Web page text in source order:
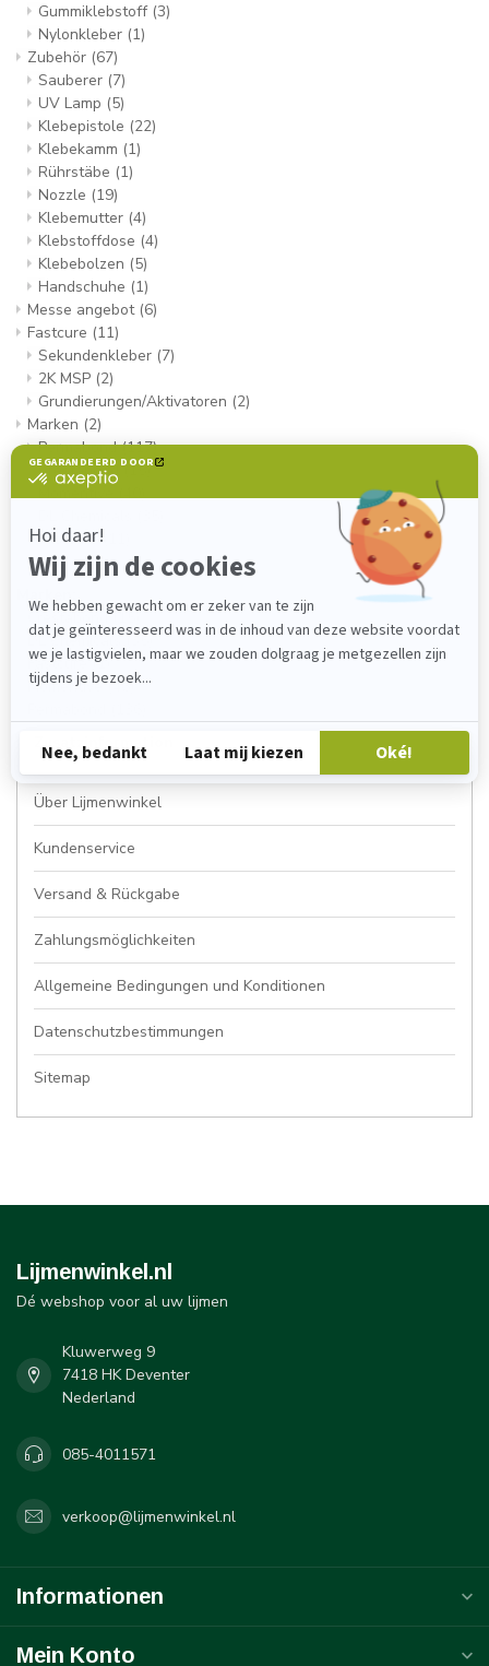
Gummiklebstoff (3)
Nylonkleber (1)
Zubehör (67)
Sauberer (7)
UV Lamp (5)
Klebepistole (22)
Klebekamm (1)
Rührstäbe (1)
Nozzle (19)
Klebemutter (4)
Klebstoffdose (4)
Klebebolzen (5)
Handschuhe (1)
Messe angebot (6)
Fastcure (11)
Sekundenkleber (7)
2K MSP (2)
Grundierungen/Aktivatoren (2)
Marken (2)
Permabond(117)
Crestabond(15)
Momentive(40)
Fastcure
Marken:
Crestabond(15)
DL Chemicals(35)
Fastcure(1)
Momentive(46)
Zusatzinformation
Über Lijmenwinkel
Kundenservice
Versand & Rückgabe
Zahlungsmöglichkeiten
Allgemeine Bedingungen und Konditionen
Datenschutzbestimmungen
Sitemap
Lijmenwinkel.nl
Dé webshop voor al uw lijmen
Kluwerweg 9
7418 HK Deventer
Nederland
085-4011571
verkoop@lijmenwinkel.nl
Informationen
Mein Konto